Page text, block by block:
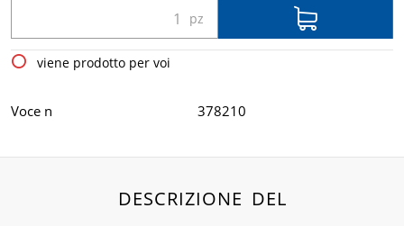
viene prodotto per voi
Voce n 378210
DESCRIZIONE DEL